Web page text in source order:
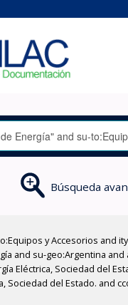
Búsqueda
y Accesorios and
and su-geo:Argentina
Eléctrica, Sociedad del
Sociedad del Estado.